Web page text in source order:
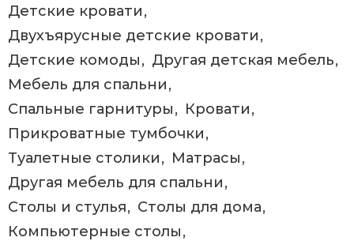
Детские кровати
Двухъярусные детские кровати
Детские комоды
Другая детская мебель
Мебель для спальни
Спальные гарнитуры
Кровати
Прикроватные тумбочки
Туалетные столики
Матрасы
Другая мебель для спальни
Столы и стулья
Столы для дома
Компьютерные столы